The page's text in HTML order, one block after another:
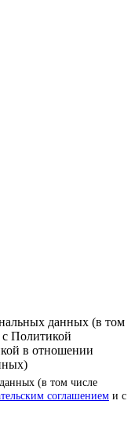
данных (в том
с Политикой
в отношении
(в том числе
соглашением и с